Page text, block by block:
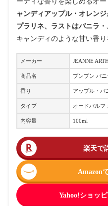
ャンディアップル・オレンジ
プラリネ、ラストはバニラ
キャンディのような甘い香り
メーカー JEANNE
商品名 ブンブン バ
香り アップル・バ
タイプ オードパルフ
内容量 100ml
楽天で
Amazon
Yahoo!ショッ